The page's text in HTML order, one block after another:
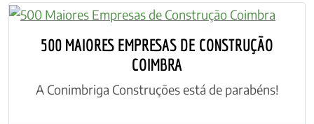
​500 MAIORES EMPRESAS DE CONSTRUÇÃO
COIMBRA
A Conimbriga Construções está de parabéns!